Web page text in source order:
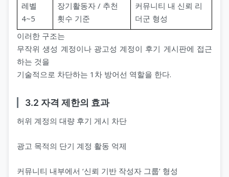
레벨
4~5
장기활동자 / 추천
횟수 기준
커뮤니티 내 신뢰 리
더군 형성
이러한 구조는
무작위 생성 계정이나 광고성 계정이 후기 게시판에 접근
하는 것을
기술적으로 차단하는 1차 방어선 역할을 한다.
3.2 자격 제한의 효과
허위 계정의 대량 후기 게시 차단
광고 목적의 단기 계정 활동 억제
커뮤니티 내부에서 ‘신뢰 기반 작성자 그룹’ 형성